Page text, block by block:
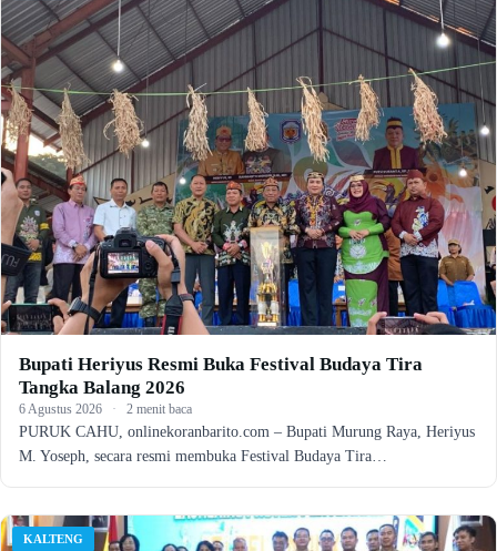
Bupati Heriyus Resmi Buka Festival Budaya Tira
Tangka Balang 2026
6 Agustus 2026 · 2 menit baca
PURUK CAHU, onlinekoranbarito.com – Bupati Murung Raya, Heriyus
M. Yoseph, secara resmi membuka Festival Budaya Tira…
KALTENG